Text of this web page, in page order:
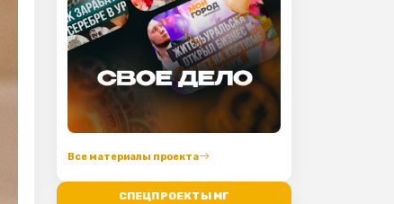
Все материалы проекта
СПЕЦПРОЕКТЫ МГ